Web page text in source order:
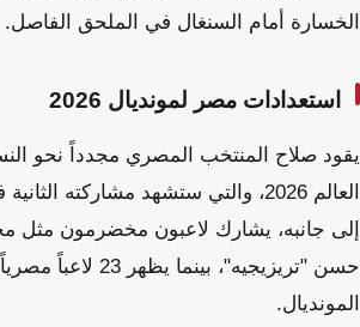
الخسارة أمام السنغال في الملحق الفاصل.
استعدادات مصر لمونديال 2026
يقود صلاح المنتخب المصري مجدداً نحو
العالم 2026، والتي ستشهد مشاركته
إلى جانبه، يشارك لاعبون مخضرمون مثل
حسن "تريزيجيه"، بينما
المونديال.